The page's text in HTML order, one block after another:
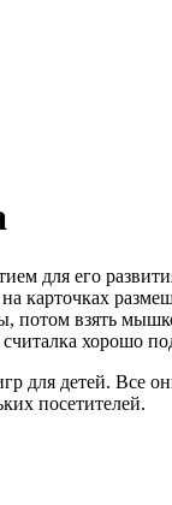
для его
карточках
взять
хорошо
для детей. Все
посетителей.